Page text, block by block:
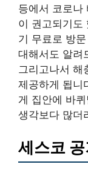
등에서 코로나
이 권고되기도
기 무료로 방
대해서도 알려
그리고나서 해
제공하게 됩니
게 집안에 바
생각보다 많더
세스코